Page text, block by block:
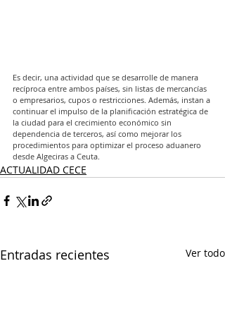
Es decir, una actividad que se desarrolle de manera
recíproca entre ambos países, sin listas de mercancías
o empresarios, cupos o restricciones. Además, instan a
continuar el impulso de la planificación estratégica de
la ciudad para el crecimiento económico sin
dependencia de terceros, así como mejorar los
procedimientos para optimizar el proceso aduanero
desde Algeciras a Ceuta.
ACTUALIDAD CECE
Entradas recientes Ver todo